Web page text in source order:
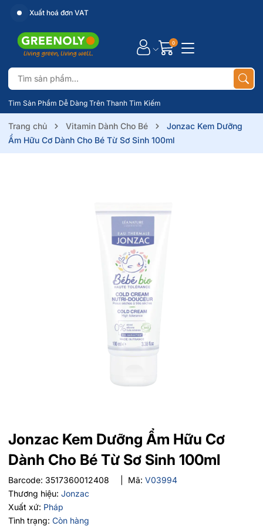
Xuất hoá đơn VAT
Tìm Sản Phẩm Dễ Dàng Trên Thanh Tìm Kiếm
0
Trang chủ Vitamin Dành Cho Bé
Jonzac Kem Dưỡng
Ẩm Hữu Cơ Dành Cho Bé Từ Sơ Sinh 100ml
Jonzac Kem Dưỡng Ẩm Hữu Cơ
Dành Cho Bé Từ Sơ Sinh 100ml
Barcode: 3517360012408 Mã: V03994
Thương hiệu: Jonzac
Xuất xứ: Pháp
Tình trạng: Còn hàng